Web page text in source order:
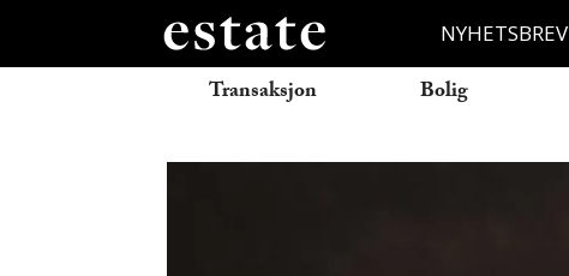
NYHETSBREV
Transaksjon Bolig